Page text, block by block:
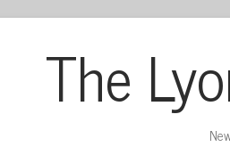
The